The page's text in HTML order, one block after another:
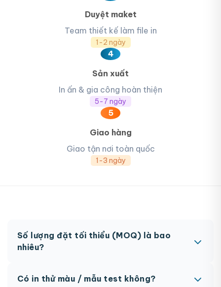
Duyệt maket
Team thiết kế làm file in
1-2 ngày
4
Sản xuất
In ấn & gia công hoàn thiện
5-7 ngày
5
Giao hàng
Giao tận nơi toàn quốc
1-3 ngày
Số lượng đặt tối thiểu (MOQ) là bao
nhiêu?
đặc biệt có thể có MOQ khác nhau.
Có in thử màu / mẫu test không?